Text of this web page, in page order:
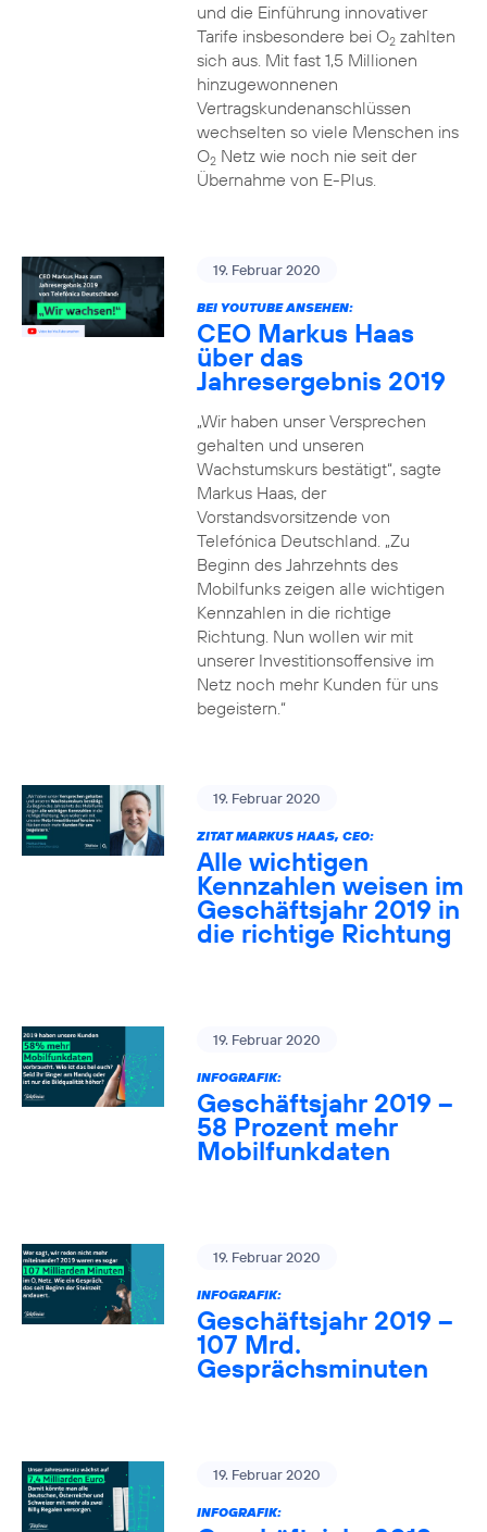
und die Einführung innovativer
Tarife insbesondere bei O2zahlten
sich aus. Mit fast 1,5 Millionen
hinzugewonnenen
Vertragskundenanschlüssen
wechselten so viele Menschen ins
O2Netz wie noch nie seit der
Übernahme von E-Plus.
19. Februar 2020
BEI YOUTUBE ANSEHEN:
CEO Markus Haas
über das
Jahresergebnis 2019
„Wir haben unser Versprechen
gehalten und unseren
Wachstumskurs bestätigt“, sagte
Markus Haas, der
Vorstandsvorsitzende von
Telefónica Deutschland. „Zu
Beginn des Jahrzehnts des
Mobilfunks zeigen alle wichtigen
Kennzahlen in die richtige
Richtung. Nun wollen wir mit
unserer Investitionsoffensive im
Netz noch mehr Kunden für uns
begeistern.“
19. Februar 2020
ZITAT MARKUS HAAS, CEO:
Alle wichtigen
Kennzahlen weisen im
Geschäftsjahr 2019 in
die richtige Richtung
19. Februar 2020
INFOGRAFIK:
Geschäftsjahr 2019 –
58 Prozent mehr
Mobilfunkdaten
19. Februar 2020
INFOGRAFIK:
Geschäftsjahr 2019 –
107 Mrd.
Gesprächsminuten
19. Februar 2020
INFOGRAFIK: